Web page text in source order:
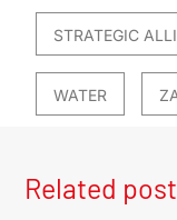
STRATEGIC
WATER
Related